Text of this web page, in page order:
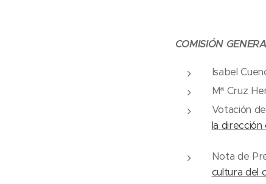
COMISIÓN
Isabel
Mª Cruz
Votación
la
Nota de
cultura del